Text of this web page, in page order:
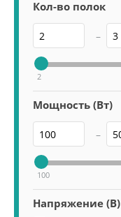
Кол-во полок
–
2
Мощность (Вт)
–
100
Напряжение (В)